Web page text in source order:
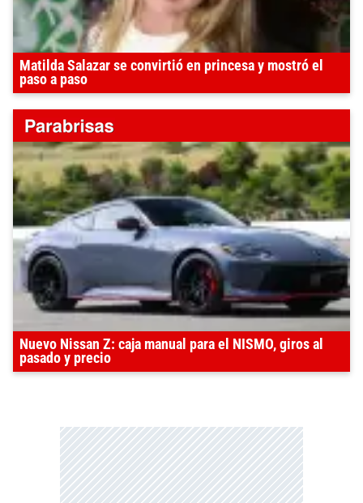
Matilda Salazar se convirtió en princesa y mostró el
paso a paso
Nuevo Nissan Z: caja manual para el NISMO, giros al
pasado y precio